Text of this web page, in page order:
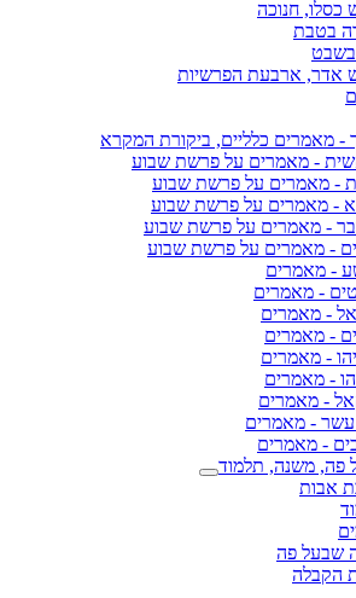
כסלו, חנוכה
בטבת
אדר, ארבעת הפרשיות
- מאמרים כלליים, ביקורת המקרא
- מאמרים על פרשת שבוע
- מאמרים על פרשת שבוע
- מאמרים על פרשת שבוע
- מאמרים על פרשת שבוע
- מאמרים על פרשת שבוע
- מאמרים
- מאמרים
- מאמרים
- מאמרים
- מאמרים
- מאמרים
- מאמרים
עשר - מאמרים
- מאמרים
פה, משנה, תלמוד
אבות
שבעל פה
הקבלה